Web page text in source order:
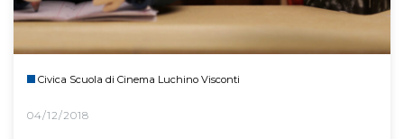
Civica Scuola di Cinema Luchino Visconti
04/12/2018